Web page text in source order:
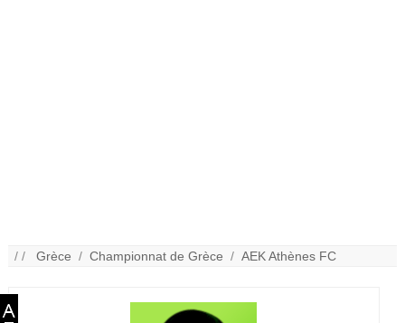
/ /Grèce /Championnat de Grèce /AEK Athènes FC